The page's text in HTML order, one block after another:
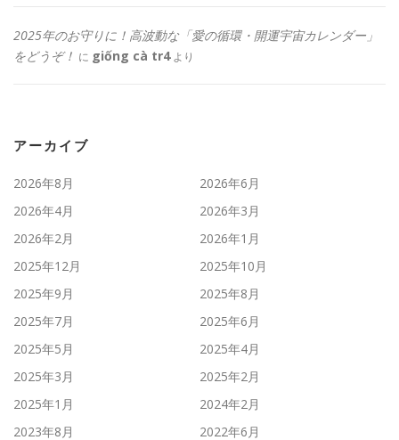
2025年のお守りに！高波動な「愛の循環・開運宇宙カレンダー」
をどうぞ！ に giống cà tr4より
アーカイブ
2026年8月
2026年6月
2026年4月
2026年3月
2026年2月
2026年1月
2025年12月
2025年10月
2025年9月
2025年8月
2025年7月
2025年6月
2025年5月
2025年4月
2025年3月
2025年2月
2025年1月
2024年2月
2023年8月
2022年6月